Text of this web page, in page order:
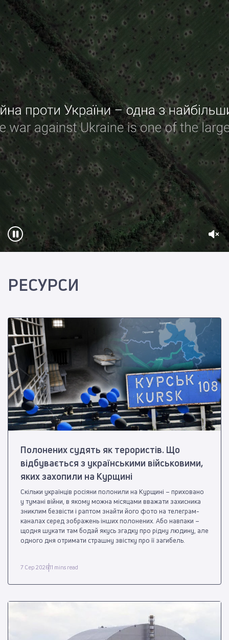
РЕСУРСИ
Полонених судять як терористів. Що
відбувається з українськими військовими,
яких захопили на Курщині
Скільки українців росіяни полонили на Курщині – приховано
у тумані війни, в якому можна місяцами вважати захисника
зниклим безвісти і раптом знайти його фото на телеграм-
каналах серед зображень інших полонених. Або навпаки –
щодня шукати там бодай якусь згадку про рідну людину, але
одного дня отримати страшну звістку про її загибель.
7 Сер 202611 mins read